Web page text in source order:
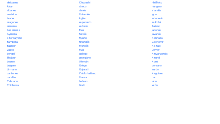
africaans
Akan
albanés
amárico
árabe
aragonés
armenio
Assamese
Aymara
azerbaiyano
Bambara
Bashkir
vasco
bengalí
Bhojpuri
bosnio
búlgaro
birmano
cantonés
catalán
Cebuano
Chichewa
Chuvashi
checo
danés
Holandés
Inglés
esperanto
estonio
Ewe
feroés
fiyiano
finlandés
Francés
Fula
gallego
georgiano
Alemán
Griego
Gujarati
Criollo haitiano
Hausa
hebreo
hindi
Hiri Motu
húngaro
islandés
Igbo
indonesio
Inuktitut
italiano
japonés
javanés
Kannada
Cachemir
Kazajo
Jemer
Kinyarwanda
Kirundi
Komi
coreano
kurdo
Kirguises
Lao
latín
letón